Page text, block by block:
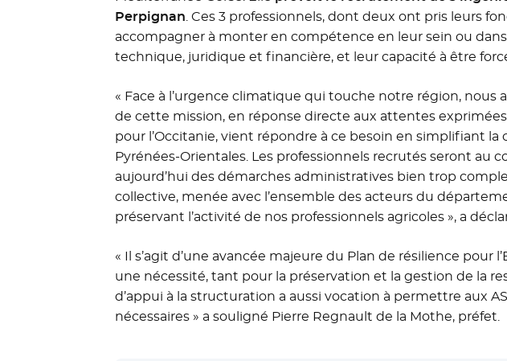
Perpignan. Ces 3 professionnels, dont deux ont pris leurs
accompagner à monter en compétence en leur sein ou
technique, juridique et financière, et leur capacité à être
« Face à l’urgence climatique qui touche notre région, nous
de cette mission, en réponse directe aux attentes exprimées
pour l’Occitanie, vient répondre à ce besoin en simplifiant
Pyrénées-Orientales. Les professionnels recrutés seront au
aujourd’hui des démarches administratives bien trop
collective, menée avec l’ensemble des acteurs du
préservant l’activité de nos professionnels agricoles », a
« Il s’agit d’une avancée majeure du Plan de résilience
une nécessité, tant pour la préservation et la gestion de la
d’appui à la structuration a aussi vocation à permettre aux
nécessaires » a souligné Pierre Regnault de la Mothe, préfet.